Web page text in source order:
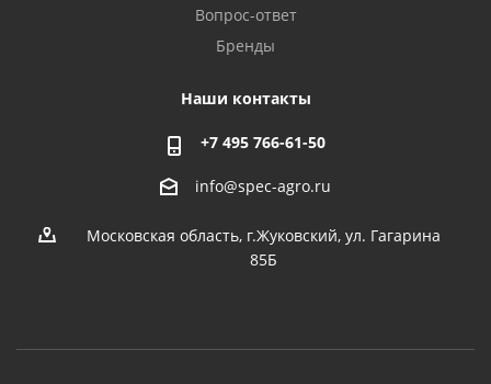
Вопрос-ответ
Бренды
Наши контакты
+7 495 766-61-50
info@spec-agro.ru
Московская область, г.Жуковский, ул. Гагарина
85Б